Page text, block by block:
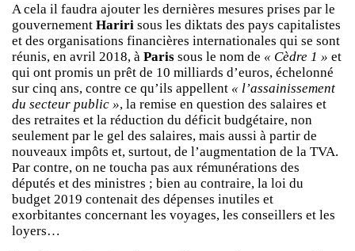
A cela il faudra ajouter les dernières mesures prises par le
gouvernement Hariri sous les diktats des pays capitalistes
et des organisations financières internationales qui se sont
réunis, en avril 2018, à Paris sous le nom de « Cèdre 1 » et
qui ont promis un prêt de 10 milliards d’euros, échelonné
sur cinq ans, contre ce qu’ils appellent « l’assainissement
du secteur public », la remise en question des salaires et
des retraites et la réduction du déficit budgétaire, non
seulement par le gel des salaires, mais aussi à partir de
nouveaux impôts et, surtout, de l’augmentation de la TVA.
Par contre, on ne toucha pas aux rémunérations des
députés et des ministres ; bien au contraire, la loi du
budget 2019 contenait des dépenses inutiles et
exorbitantes concernant les voyages, les conseillers et les
loyers…